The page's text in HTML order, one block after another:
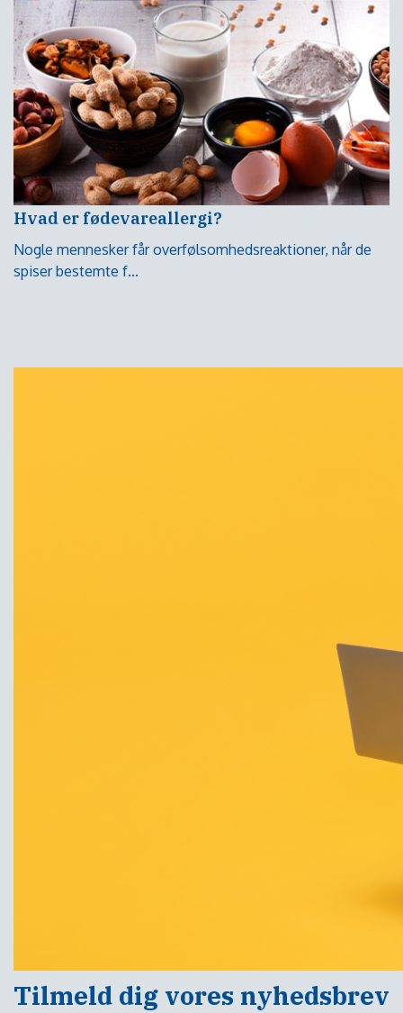
Hvad er fødevareallergi?
Nogle mennesker får overfølsomhedsreaktioner, når de
spiser bestemte f...
Tilmeld dig vores nyhedsbrev